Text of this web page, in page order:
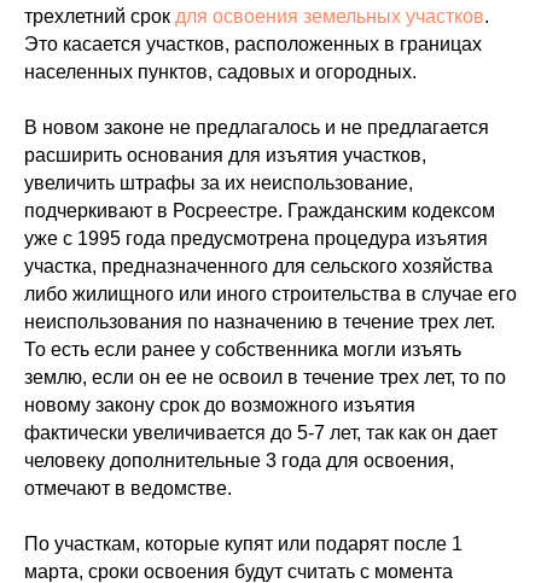
трехлетний срок для освоения земельных участков.
Это касается участков, расположенных в границах
населенных пунктов, садовых и огородных.
В новом законе не предлагалось и не предлагается
расширить основания для изъятия участков,
увеличить штрафы за их неиспользование,
подчеркивают в Росреестре. Гражданским кодексом
уже с 1995 года предусмотрена процедура изъятия
участка, предназначенного для сельского хозяйства
либо жилищного или иного строительства в случае его
неиспользования по назначению в течение трех лет.
То есть если ранее у собственника могли изъять
землю, если он ее не освоил в течение трех лет, то по
новому закону срок до возможного изъятия
фактически увеличивается до 5-7 лет, так как он дает
человеку дополнительные 3 года для освоения,
отмечают в ведомстве.
По участкам, которые купят или подарят после 1
марта, сроки освоения будут считать с момента